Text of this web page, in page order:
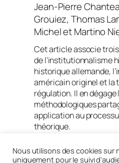
Jean-Pierre
Grouiez,Thomas
MicheletMartino
Cet article associe
de l’institutionnalisme
historique allemande,
américain originel et la
régulation. Il en
méthodologiques
application au
théorique.
Lire la suite
Nous utilisons des cookies
uniquement pour le suivi